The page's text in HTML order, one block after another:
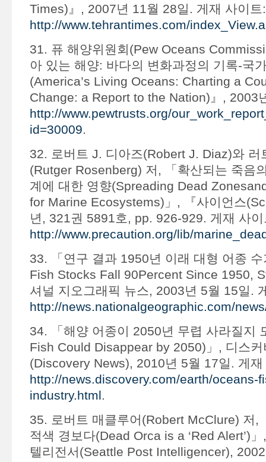
Times)』, 2007년 11월 28일. 게재 사이트:
http://www.tehrantimes.com/
31. 퓨 해양위원회(Pew Oceans
아 있는 해양: 바다의 변화과정의 기록-국
(America’s Living Oceans: Charting a
Change: a Report to the Nation)』, 2003
http://www.pewtrusts.org/
id=30009.
32. 로버트 J. 디아즈(Robert J. Diaz)와 러
(Rutger Rosenberg) 저, 「확산되는 죽음
계에 대한 영향(Spreading Dead
for Marine Ecosystems)」, 『사이언스
년, 321권 5891호, pp. 926-929. 게재 사이
http://www.precaution.org/lib/
33. 「연구 결과 1950년 이래 대형 어종
Fish Stocks Fall 90Percent Since 1950,
셔널 지오그래픽 뉴스, 2003년 5월 15일.
http://news.nationalgeographic.com/
34. 「해양 어종이 2050년 무렵 사라질지
Fish Could Disappear by 2050)」, 디스커
(Discovery News), 2010년 5월 17일. 게재
http://news.discovery.com/earth/oceans-
industry.html.
35. 로버트 매클루어(Robert McClure) 저,
적색 경보다(Dead Orca is a ‘Red Alert’)
텔리전서(Seattle Post Intelligencer),